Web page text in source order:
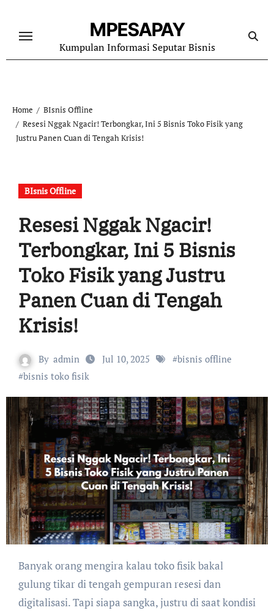
content
MPESAPAY
Kumpulan Informasi Seputar Bisnis
Home
BIsnis Offline
Resesi Nggak Ngacir! Terbongkar, Ini 5 Bisnis Toko Fisik yang
Justru Panen Cuan di Tengah Krisis!
BIsnis Offline
Resesi Nggak Ngacir!
Terbongkar, Ini 5 Bisnis
Toko Fisik yang Justru
Panen Cuan di Tengah
Krisis!
By admin Jul 10, 2025 #bisnis offline
#bisnis toko fisik
Banyak orang mengira kalau toko fisik bakal
gulung tikar di tengah gempuran resesi dan
digitalisasi. Tapi siapa sangka, justru di saat kondisi